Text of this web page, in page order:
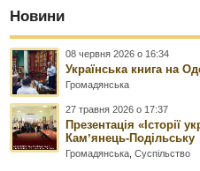
Новини
08 червня 2026 о 16:34
Українська книга на
Громадянська
27 травня 2026 о 17:37
Презентація «Історії
Камʼянець-Подільську
Громадянська ,Суспільство